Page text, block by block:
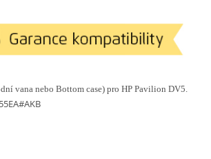
vana nebo Bottom case) pro HP Pavilion DV5.